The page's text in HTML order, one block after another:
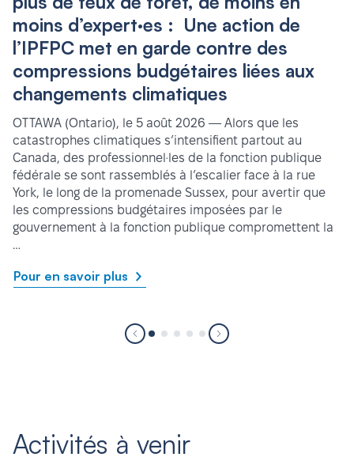
moins d’expert·es : Une action de
l’IPFPC met en garde contre des
compressions budgétaires liées aux
changements climatiques
OTTAWA (Ontario), le 5 août 2026 — Alors que les
catastrophes climatiques s’intensifient partout au
Canada, des professionnel·les de la fonction publique
fédérale se sont rassemblés à l’escalier face à la rue
York, le long de la promenade Sussex, pour avertir que
les compressions budgétaires imposées par le
gouvernement à la fonction publique compromettent la
…
Pour en savoir plus
Activités à venir